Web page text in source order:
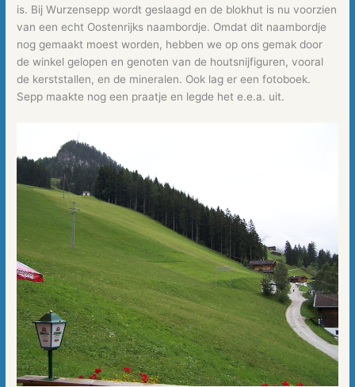
is. Bij Wurzensepp wordt geslaagd en de blokhut is nu voorzien
van een echt Oostenrijks naambordje. Omdat dit naambordje
nog gemaakt moest worden, hebben we op ons gemak door
de winkel gelopen en genoten van de houtsnijfiguren, vooral
de kerststallen, en de mineralen. Ook lag er een fotoboek.
Sepp maakte nog een praatje en legde het e.e.a. uit.